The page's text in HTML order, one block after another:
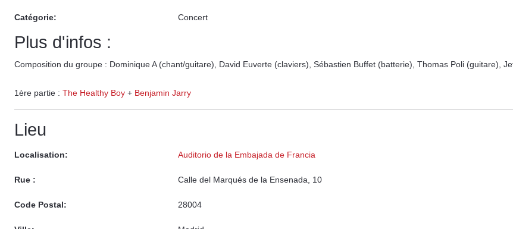
Catégorie: Concert
Plus d'infos :
Composition du groupe : Dominique A (chant/guitare), David Euverte (claviers), Sébastien Buffet (batterie), Thomas Poli (guitare),
1ère partie : The Healthy Boy + Benjamin Jarry
Lieu
Localisation: Auditorio de la Embajada de Francia
Rue : Calle del Marqués de la Ensenada, 10
Code Postal: 28004